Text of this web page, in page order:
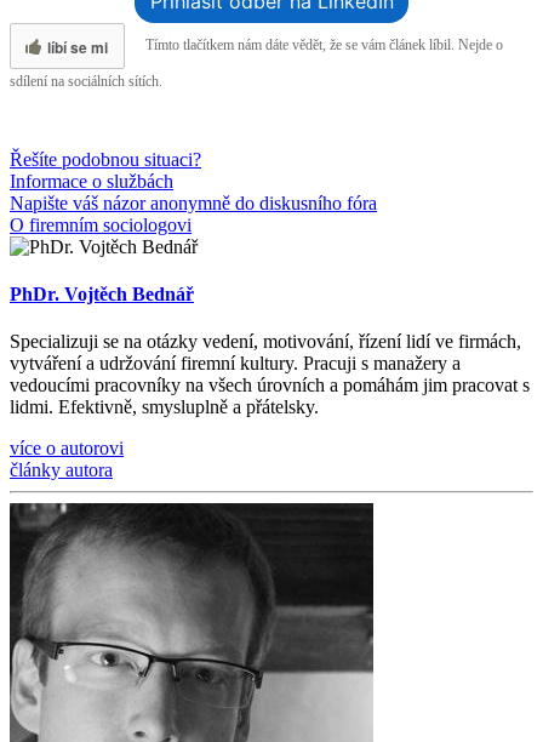
líbí se mi Tímto tlačítkem nám dáte vědět, že se vám článek líbil. Nejde o
sdílení na sociálních sítích.
Řešíte podobnou situaci?
Informace o službách
Napište váš názor anonymně do diskusního fóra
O firemním sociologovi
PhDr. Vojtěch Bednář
Specializuji se na otázky vedení, motivování, řízení lidí ve firmách,
vytváření a udržování firemní kultury. Pracuji s manažery a
vedoucími pracovníky na všech úrovních a pomáhám jim pracovat s
lidmi. Efektivně, smysluplně a přátelsky.
více o autorovi
články autora